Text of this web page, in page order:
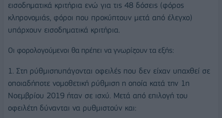
εισοδηματικά κριτήρια ενώ για τις 48 δόσεις (φόρος
κληρονομιάς, φόροι που προκύπτουν μετά από έλεγχο)
υπάρχουν εισοδηματικά κριτήρια.
Oι φορολογούμενοι θα πρέπει να γνωρίζουν τα εξής:
1. Στη ρύθμισηυπάγονται οφειλές που δεν είχαν υπαχθεί σε
οποιαδήποτε νομοθετική ρύθμιση η οποία κατά την 1η
Νοεμβρίου 2019 ήταν σε ισχύ. Μετά από επιλογή του
οφειλέτη δύνανται να ρυθμιστούν και: